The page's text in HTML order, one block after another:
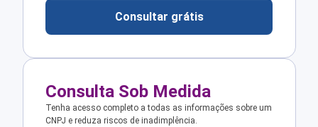
Consultar grátis
Consulta Sob Medida
Tenha acesso completo a todas as informações sobre um
CNPJ e reduza riscos de inadimplência.